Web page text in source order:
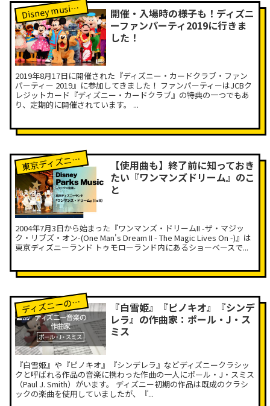
Disney music Labレポート
開催・入場時の様子も！ディズニ
ーファンパーティ2019に行きま
した！
2019年8月17日に開催された『ディズニー・カードクラブ・ファン
パーティー 2019』に参加してきました！ ファンパーティーはJCBク
レジットカード『ディズニー・カードクラブ』の特典の一つでもあ
り、定期的に開催されています。 ...
東京ディズニーランド
【使用曲も】終了前に知っておき
たい『ワンマンズドリーム』のこ
と
2004年7月3日から始まった『ワンマンズ・ドリームII -ザ・マジッ
ク・リブズ・オン-(One Man's Dream II - The Magic Lives On -)』は
東京ディズニーランド トゥモローランド内にあるショーベースで...
ディズニーの作曲家
『白雪姫』『ピノキオ』『シンデ
レラ』の作曲家：ポール・J・ス
ミス
『白雪姫』や『ピノキオ』『シンデレラ』などディズニークラシッ
クと呼ばれる作品の音楽に携わった作曲の一人にポール・J・スミス
（Paul J. Smith）がいます。 ディズニー初期の作品は既成のクラシ
ックの楽曲を使用していましたが、『...